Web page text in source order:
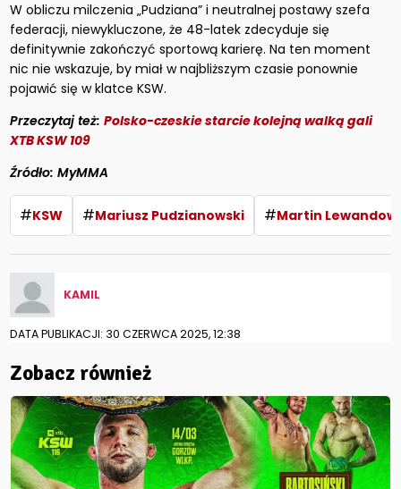
W obliczu milczenia „Pudziana” i neutralnej postawy szefa
federacji, niewykluczone, że 48-latek zdecyduje się
definitywnie zakończyć sportową karierę. Na ten moment
nic nie wskazuje, by miał w najbliższym czasie ponownie
pojawić się w klatce KSW.
Przeczytaj też:Polsko-czeskie starcie kolejną walką gali
XTB KSW 109
Źródło: MyMMA
#KSW #Mariusz Pudzianowski #Martin
KAMIL
DATA PUBLIKACJI: 30 CZERWCA 2025, 12:38
Zobacz również